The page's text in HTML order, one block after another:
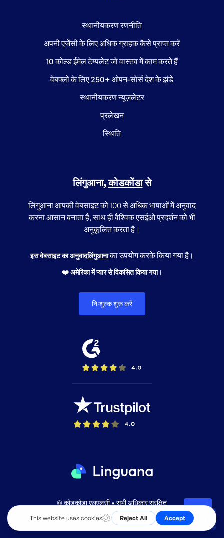
स्थानीयकरण रणनीति
अपनी एजेंसी के लिए अधिक ग्राहक कैसे प्राप्त करें
10 कोल्ड ईमेल टेम्पलेट जो वास्तव में काम करते हैं
वेबफ्लो के लिए 250+ ओपन-सोर्स देश के झंडे
स्थानीयकरण न्यूज़लेटर
प्रलेखन
स्थिति
लिंगुआना,कोडकोंडासे
लिंगुआना आपकी वेबसाइट को 100 से अधिक भाषाओं में अनुवाद
करना आसान बनाता है, साथ ही वैश्विक एसईओ प्रदर्शन को भी
अनुकूलित करता है।
इस वेबसाइट का अनुवादलिंगुआनाका उपयोग करके किया गया है ।
❤️ अमेरिका में प्यार से विकसित किया गया।
निःशुल्क शुरू करें
© कोडकोंडा एलएलसी • सभी अधिकार सुरक्षित